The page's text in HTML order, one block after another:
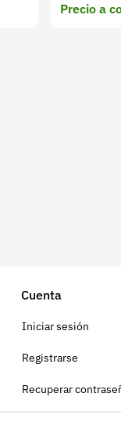
Precio a
Cuenta
Iniciar sesión
Registrarse
Recuperar